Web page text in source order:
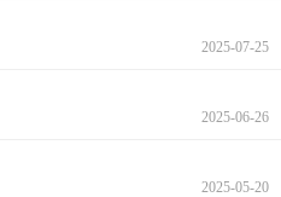
2025-07-25
2025-06-26
2025-05-20